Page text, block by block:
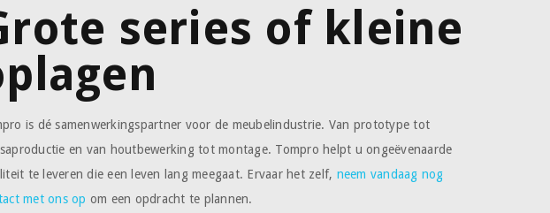
series of kleine
is dé samenwerkingspartner voor de meubelindustrie. Van prototype tot
en van houtbewerking tot montage. Tompro helpt u ongeëvenaarde
te leveren die een leven lang meegaat. Ervaar het zelf, neem vandaag nog
met ons op om een opdracht te plannen.